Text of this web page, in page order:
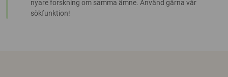
nyare forskning om samma ämne. Använd gärna vår
sökfunktion!